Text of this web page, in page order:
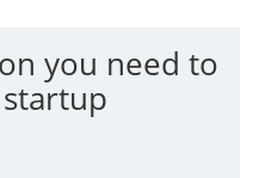
you need to